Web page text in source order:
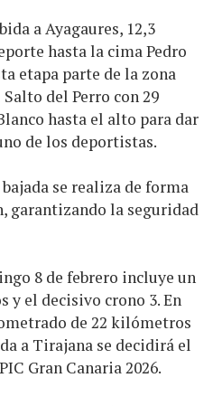
a Ayagaures, 12,3
hasta la cima Pedro
etapa parte de la zona
del Perro con 29
hasta el alto para dar
de los deportistas.
se realiza de forma
garantizando la seguridad
8 de febrero incluye un
y el decisivo crono 3. En
de 22 kilómetros
a Tirajana se decidirá el
Gran Canaria 2026.